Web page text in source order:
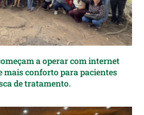
a operar com internet
mais conforto para pacientes
de tratamento.